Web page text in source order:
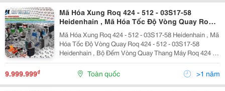
Mã Hóa Xung Roq 424 - 512 - 03S17-58
Heidenhain , Mã Hóa Tốc Độ Vòng Quay Roq
424 - 512 - 03S17-58 Heidenhain , Bộ Đếm
Vòng Quay Thang Máy Roq 424 - 512 - 03S17-
58 Heidenhain , Encoder - Mã Hõa Xung Roq
424 - 512 - 03S17-58 Heidenhain
Mã Hóa Xung Roq 424 - 512 - 03S17-58 Heidenhain , Mã
Hóa Tốc Độ Vòng Quay Roq 424 - 512 - 03S17-58
Heidenhain , Bộ Đếm Vòng Quay Thang Máy Roq 424 -
512 - 03S17-58 Heidenhain , Encoder - Mã Hõa Xung
Roq 424 - 512 - 03S17-58 Heidenhain Liên Hệ Để...
9.999.999₫ Toàn quốc >1 năm